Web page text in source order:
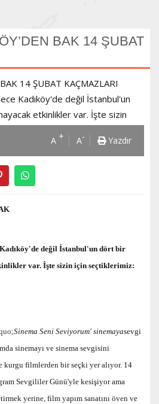
BAK 14 ŞUBAT
14 ŞUBAT KAÇMAZLARI
Kadıköy'de değil İstanbul'un
etkinlikler var. İşte sizin
A + A- Yazdır
değil İstanbul'un dört bir
var. İşte sizin için seçtiklerimiz:
Sinema Seni Seviyorum' sinemayasevgi
sinemayı ve sinema sevgisini
filmlerden bir seçki yer alıyor. 14
Sevgililer Günü'yle kesişiyor ama
yerine, film yapım sanatını öven ve